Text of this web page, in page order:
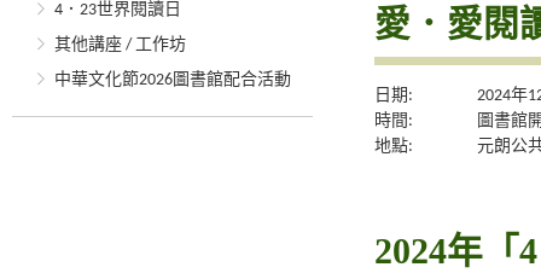
4．23世界閱讀日
其他講座 / 工作坊
中華文化節2026圖書館配合活動
愛．愛閱
日期:
2024年
時間:
圖書館
地點:
元朗公
2024年「